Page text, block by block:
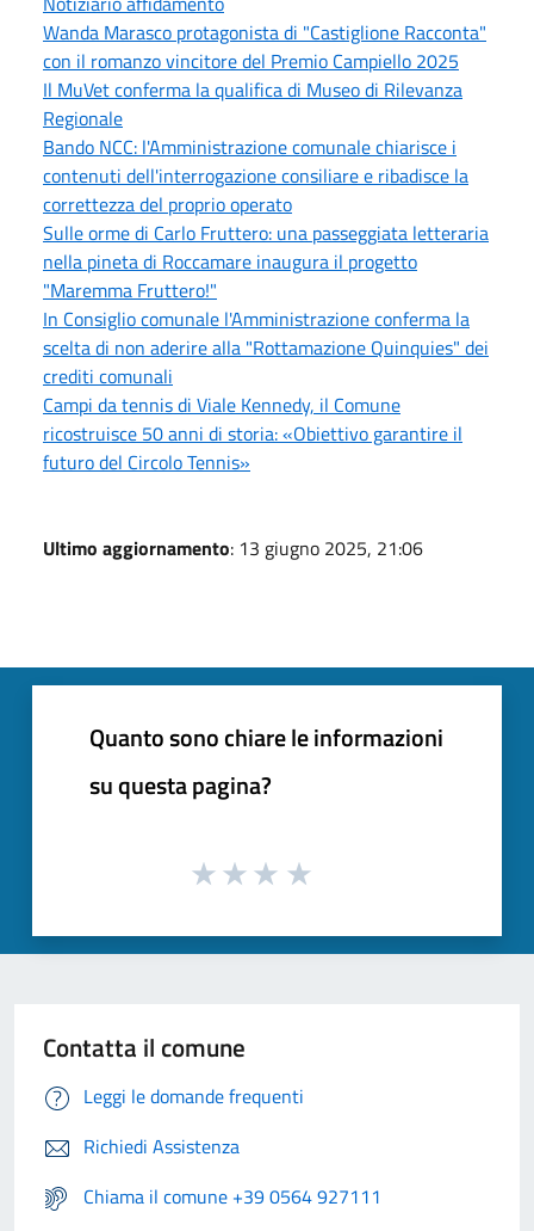
Wanda Marasco protagonista di "Castiglione Racconta"
con il romanzo vincitore del Premio Campiello 2025
Il MuVet conferma la qualifica di Museo di Rilevanza
Regionale
Bando NCC: l'Amministrazione comunale chiarisce i
contenuti dell'interrogazione consiliare e ribadisce la
correttezza del proprio operato
Sulle orme di Carlo Fruttero: una passeggiata letteraria
nella pineta di Roccamare inaugura il progetto
"Maremma Fruttero!"
In Consiglio comunale l'Amministrazione conferma la
scelta di non aderire alla "Rottamazione Quinquies" dei
crediti comunali
Campi da tennis di Viale Kennedy, il Comune
ricostruisce 50 anni di storia: «Obiettivo garantire il
futuro del Circolo Tennis»
Ultimo aggiornamento: 13 giugno 2025, 21:06
Quanto sono chiare le informazioni
su questa pagina?
Contatta il comune
Leggi le domande frequenti
Richiedi Assistenza
Chiama il comune +39 0564 927111